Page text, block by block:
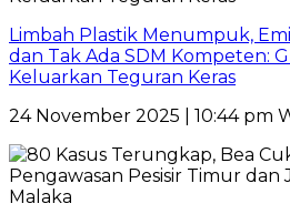
Limbah Plastik Menumpuk,
dan Tak Ada SDM Kompeten:
Keluarkan Teguran Keras
24 November 2025 | 10:44 pm